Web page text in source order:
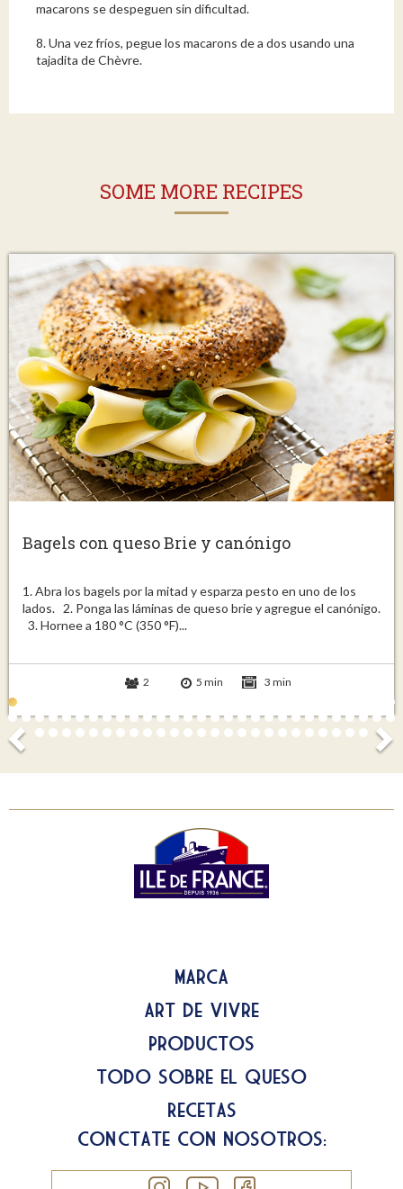
macarons se despeguen sin dificultad.
8. Una vez fríos, pegue los macarons de a dos usando una
tajadita de Chèvre.
SOME MORE RECIPES
Bagels con queso Brie y canónigo
1. Abra los bagels por la mitad y esparza pesto en uno de los
lados. 2. Ponga las láminas de queso brie y agregue el canónigo.
3. Hornee a 180 °C (350 °F)...
2 5 min 3 min
Marca
Art de Vivre
Productos
Todo sobre el queso
Recetas
Conéctate con nosotros: